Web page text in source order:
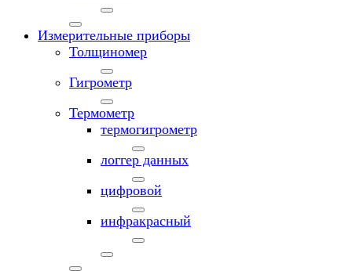
Измерительные приборы
Толщиномер
Гигрометр
Термометр
термогигрометр
логгер данных
цифровой
инфракрасный